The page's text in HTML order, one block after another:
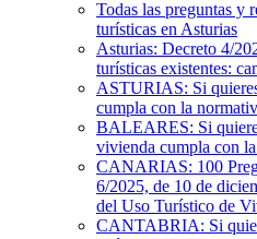
Todas las preguntas y
turísticas en Asturias
Asturias: Decreto 4/
turísticas existentes:
ASTURIAS: Si
cumpla con la
BALEARES: Si
vivienda cumpla con
CANARIAS: 100
6/2025, de 10 de
del Uso Turístico de
CANTABRIA: Si